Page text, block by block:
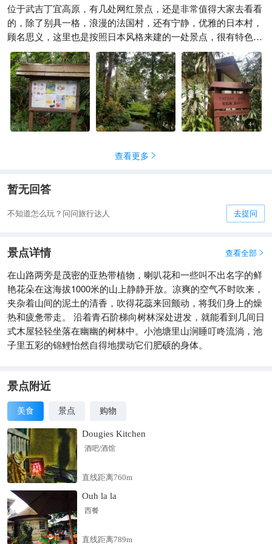
文冬休闲景点懒人包攻略
小杨远方行  737
位于武吉丁宜高原，有几处网红景点，还是非常值得大家去看看
的，除了别具一格，浪漫的法国村，还有宁静，优雅的日本村，
顾名思义，这里也是按照日本风格来建的一处景点，很有特色
的。
4+
查看更多 
暂无回答
不知道怎么玩？问问旅行达人 去提问
景点详情 查看全部 
在山路两旁是茂密的亚热带植物，喇叭花和一些叫不出名字的鲜
艳花朵在这海拔1000米的山上静静开放。凉爽的空气不时吹来，
夹杂着山间的泥土的清香，吹得花蕊来回颤动，将我们身上的燥
热和疲惫带走。 沿着青石阶梯向树林深处进发，就能看到几间日
式木屋轻轻坐落在幽幽的树林中。小池塘里山涧睡叮咚流淌，池
子里五彩的锦鲤怡然自得地摆动它们肥硕的身体。
景点附近
美食 景点 购物
Dougies Kitchen
酒吧/酒馆
直线距离760m
Ouh la la
西餐
直线距离789m